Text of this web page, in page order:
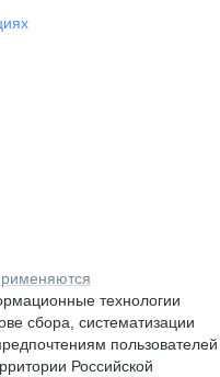
технологии
сбора, систематизации
пользователей
Российской